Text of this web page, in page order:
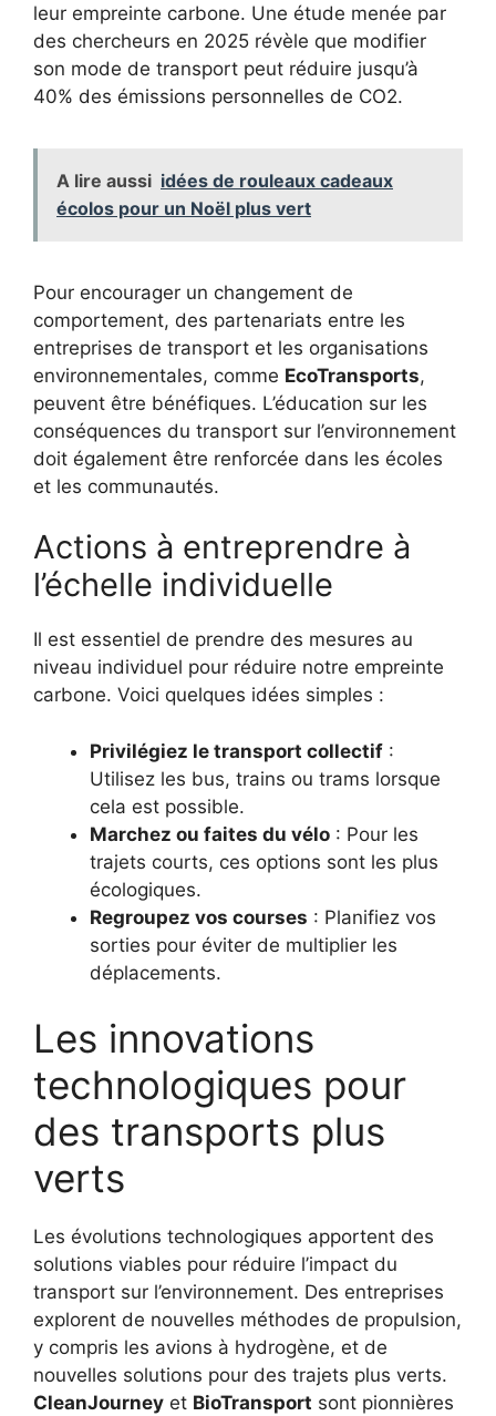
leur empreinte carbone. Une étude menée par
des chercheurs en 2025 révèle que modifier
son mode de transport peut réduire jusqu’à
40% des émissions personnelles de CO2.
A lire aussi idées de rouleaux cadeaux
écolos pour un Noël plus vert
Pour encourager un changement de
comportement, des partenariats entre les
entreprises de transport et les organisations
environnementales, comme EcoTransports,
peuvent être bénéfiques. L’éducation sur les
conséquences du transport sur l’environnement
doit également être renforcée dans les écoles
et les communautés.
Actions à entreprendre à
l’échelle individuelle
Il est essentiel de prendre des mesures au
niveau individuel pour réduire notre empreinte
carbone. Voici quelques idées simples :
Privilégiez le transport collectif :
Utilisez les bus, trains ou trams lorsque
cela est possible.
Marchez ou faites du vélo : Pour les
trajets courts, ces options sont les plus
écologiques.
Regroupez vos courses : Planifiez vos
sorties pour éviter de multiplier les
déplacements.
Les innovations
technologiques pour
des transports plus
verts
Les évolutions technologiques apportent des
solutions viables pour réduire l’impact du
transport sur l’environnement. Des entreprises
explorent de nouvelles méthodes de propulsion,
y compris les avions à hydrogène, et de
nouvelles solutions pour des trajets plus verts.
CleanJourney et BioTransport sont pionnières